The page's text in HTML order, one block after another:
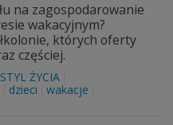
na zagospodarowanie
wakacyjnym?
których oferty
częściej.
STYL ŻYCIA
dzieci
wakacje